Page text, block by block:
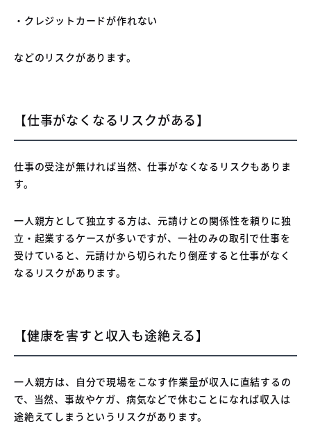
・クレジットカードが作れない
などのリスクがあります。
【仕事がなくなるリスクがある】
仕事の受注が無ければ当然、仕事がなくなるリスクもありま
す。
一人親方として独立する方は、元請けとの関係性を頼りに独
立・起業するケースが多いですが、一社のみの取引で仕事を
受けていると、元請けから切られたり倒産すると仕事がなく
なるリスクがあります。
【健康を害すと収入も途絶える】
一人親方は、自分で現場をこなす作業量が収入に直結するの
で、当然、事故やケガ、病気などで休むことになれば収入は
途絶えてしまうというリスクがあります。